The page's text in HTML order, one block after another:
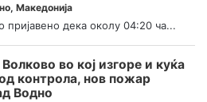
, Македонија
дека околу 04:20 ча...
во кој изгоре и куќа
контрола, нов пожар
Водно